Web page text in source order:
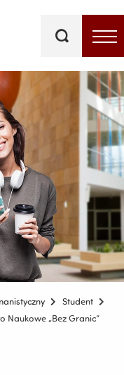
kluczowe
Student
Naukowe „Bez Granic”